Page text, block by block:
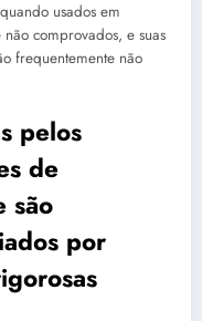
usados em
comprovados, e suas
frequentemente não
pelos
de
são
por